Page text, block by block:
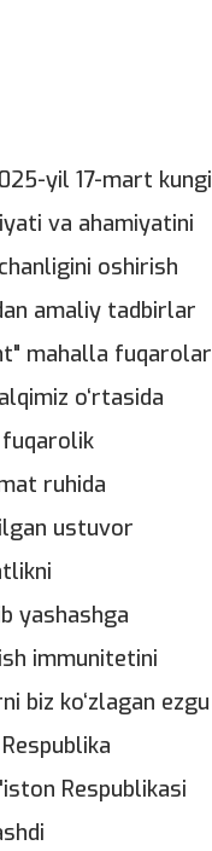
yil 17-mart kungi
va ahamiyatini
oshirish
amaliy tadbirlar
mahalla fuqarolar
o‘rtasida
fuqarolik
ruhida
ustuvor
yashashga
immunitetini
biz ko‘zlagan ezgu
Respublikasi